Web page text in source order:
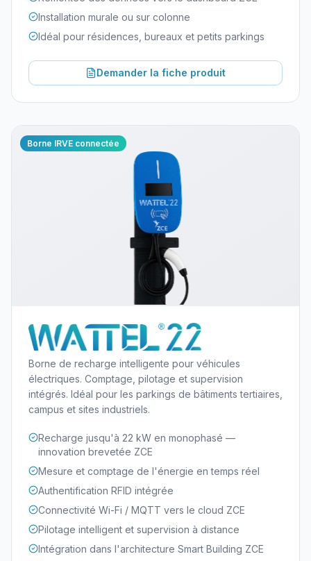
Installation murale ou sur colonne
Idéal pour résidences, bureaux et petits parkings
Demander la fiche produit
Borne IRVE connectée
Borne de recharge intelligente pour véhicules
électriques. Comptage, pilotage et supervision
intégrés. Idéal pour les parkings de bâtiments tertiaires,
campus et sites industriels.
Recharge jusqu'à 22 kW en monophasé —
innovation brevetée ZCE
Mesure et comptage de l'énergie en temps réel
Authentification RFID intégrée
Connectivité Wi-Fi / MQTT vers le cloud ZCE
Pilotage intelligent et supervision à distance
Intégration dans l'architecture Smart Building ZCE